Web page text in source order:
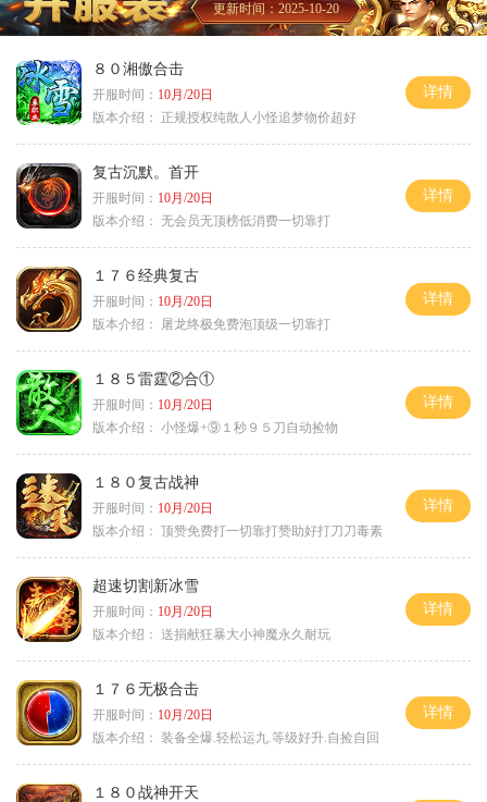
更新时间：2025-10-20
８０湘傲合击
开服时间： 10月/20日
版本介绍：
正规授权纯散人小怪追梦物价超好
详情
复古沉默。首开
开服时间： 10月/20日
版本介绍： 无会员无顶榜低消费一切靠打
详情
１７６经典复古
开服时间： 10月/20日
版本介绍：
屠龙终极免费泡顶级一切靠打
详情
１８５雷霆②合①
开服时间： 10月/20日
版本介绍： 小怪爆+⑨１秒９５刀自动捡物
详情
１８０复古战神
开服时间： 10月/20日
版本介绍： 顶赞免费打一切靠打赞助好打刀刀毒素
详情
超速切割新冰雪
开服时间： 10月/20日
版本介绍： 送捐献狂暴大小神魔永久耐玩
详情
１７６无极合击
开服时间： 10月/20日
版本介绍： 装备全爆.轻松运九.等级好升.自捡自回
详情
１８０战神开天